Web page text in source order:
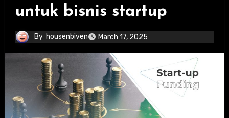
untuk bisnis startup
By housenbiven March 17, 2025